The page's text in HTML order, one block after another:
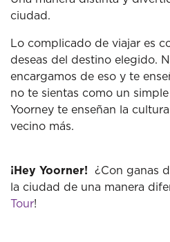
ciudad.
Lo complicado de viajar es
deseas del destino elegido.
encargamos de eso y te
no te sientas como un
Yoorney te enseñan la
vecino más.
¡Hey Yoorner! ¿Con ganas
la ciudad de una manera
Tour!